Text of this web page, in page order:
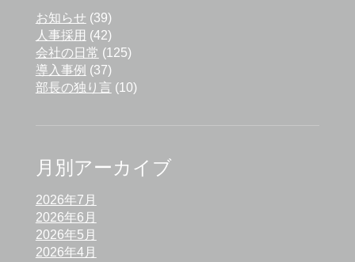
お知らせ (39)
人事採用 (42)
会社の日常 (125)
導入事例 (37)
部長の独り言 (10)
月別アーカイブ
2026年7月
2026年6月
2026年5月
2026年4月